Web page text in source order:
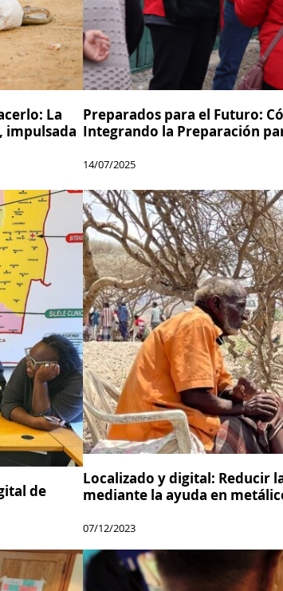
La
impulsada
Preparados para el Futuro:
Integrando la Preparación
14/07/2025
de
Localizado y digital: Reducir
mediante la ayuda en
07/12/2023